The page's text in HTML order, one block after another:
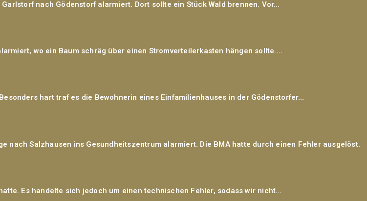
nach Gödenstorf alarmiert. Dort sollte ein Stück Wald brennen. Vor…
wo ein Baum schräg über einen Stromverteilerkasten hängen sollte.…
hart traf es die Bewohnerin eines Einfamilienhauses in der Gödenstorfer…
nach Salzhausen ins Gesundheitszentrum alarmiert. Die BMA hatte durch einen Fehler ausgelöst.
Es handelte sich jedoch um einen technischen Fehler, sodass wir nicht…